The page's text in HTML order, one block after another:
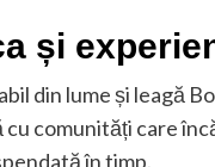
și
din lume și leagă
comunități care
în timp.